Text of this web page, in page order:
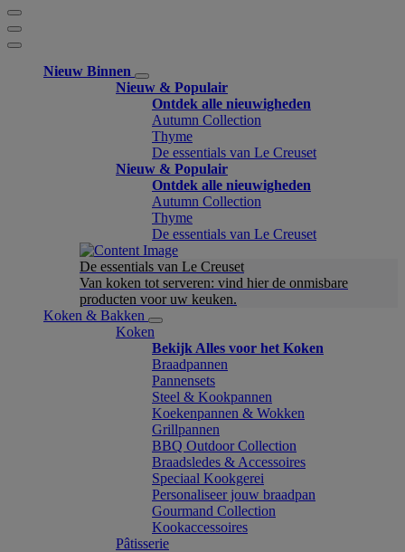
Nieuw Binnen
Nieuw & Populair
Ontdek alle nieuwigheden
Autumn Collection
Thyme
De essentials van Le Creuset
Nieuw & Populair
Ontdek alle nieuwigheden
Autumn Collection
Thyme
De essentials van Le Creuset
De essentials van Le Creuset
Van koken tot serveren: vind hier de onmisbare
producten voor uw keuken.
Koken & Bakken
Koken
Bekijk Alles voor het Koken
Braadpannen
Pannensets
Steel & Kookpannen
Koekenpannen & Wokken
Grillpannen
BBQ Outdoor Collection
Braadsledes & Accessoires
Speciaal Kookgerei
Personaliseer jouw braadpan
Gourmand Collection
Kookaccessoires
Pâtisserie